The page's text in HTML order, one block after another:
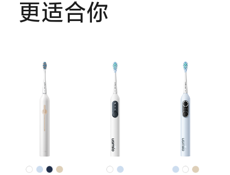
更适合你